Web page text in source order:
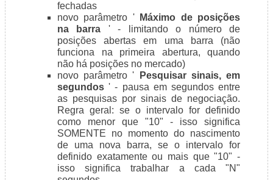
fechadas
novo parâmetro '
Máximo de posições
na barra ' - limitando o número de
posições abertas em uma barra (não
funciona na primeira abertura, quando
não há posições no mercado)
novo parâmetro '
Pesquisar sinais, em
segundos ' - pausa em segundos entre
as pesquisas por sinais de negociação.
Regra geral: se o intervalo for definido
como menor que "10" - isso significa
SOMENTE no momento do nascimento
de uma nova barra, se o intervalo for
definido exatamente ou mais que "10" -
isso significa trabalhar a cada "N"